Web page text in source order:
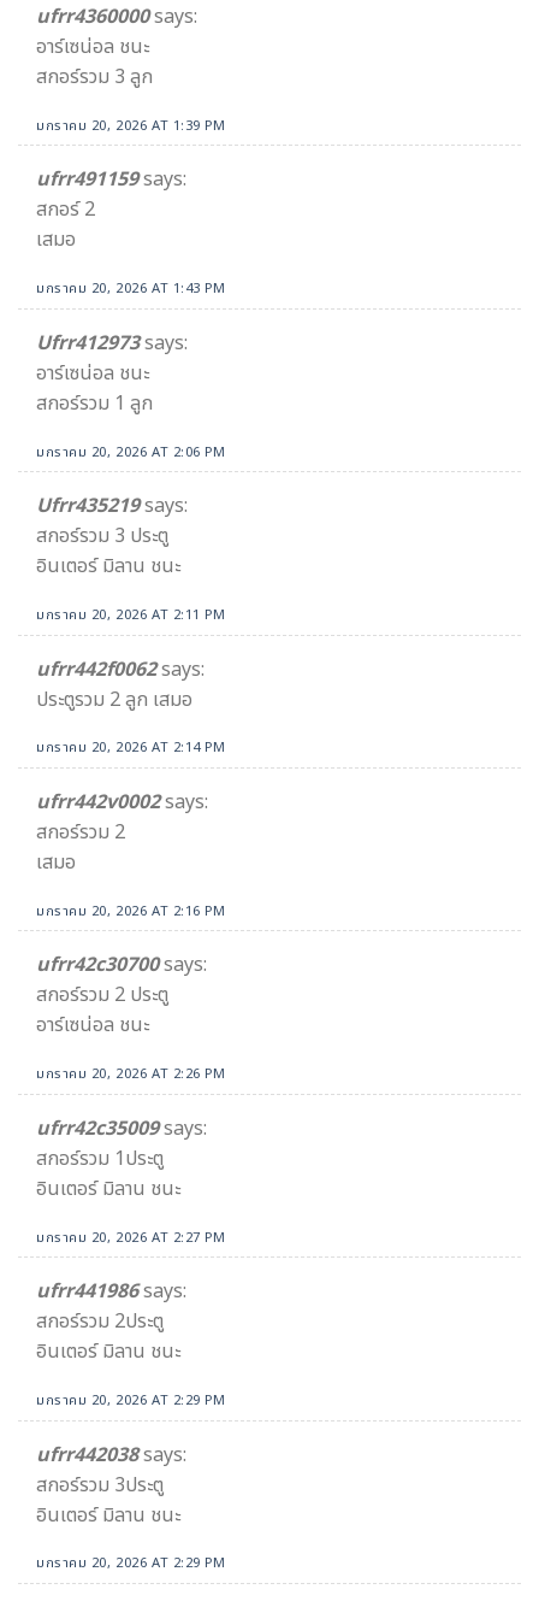
ufrr4360000says:
อาร์เซน่อล ชนะ
สกอร์รวม 3 ลูก
มกราคม 20, 2026 AT 1:39 PM
ufrr491159says:
สกอร์ 2
เสมอ
มกราคม 20, 2026 AT 1:43 PM
Ufrr412973says:
อาร์เซน่อล ชนะ
สกอร์รวม 1 ลูก
มกราคม 20, 2026 AT 2:06 PM
Ufrr435219says:
สกอร์รวม 3 ประตู
อินเตอร์ มิลาน ชนะ
มกราคม 20, 2026 AT 2:11 PM
ufrr442f0062says:
ประตูรวม 2 ลูก เสมอ
มกราคม 20, 2026 AT 2:14 PM
ufrr442v0002says:
สกอร์รวม 2
เสมอ
มกราคม 20, 2026 AT 2:16 PM
ufrr42c30700says:
สกอร์รวม 2 ประตู
อาร์เซน่อล ชนะ
มกราคม 20, 2026 AT 2:26 PM
ufrr42c35009says:
สกอร์รวม 1ประตู
อินเตอร์ มิลาน ชนะ
มกราคม 20, 2026 AT 2:27 PM
ufrr441986says:
สกอร์รวม 2ประตู
อินเตอร์ มิลาน ชนะ
มกราคม 20, 2026 AT 2:29 PM
ufrr442038says:
สกอร์รวม 3ประตู
อินเตอร์ มิลาน ชนะ
มกราคม 20, 2026 AT 2:29 PM